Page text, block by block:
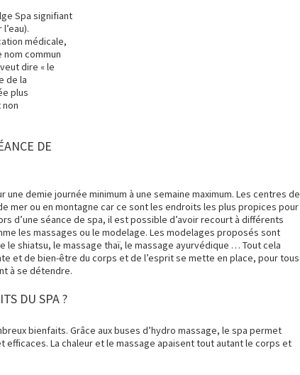
Spa signifiant
médicale,
commun
dire « le
de la
plus
DE
une demie journée minimum à une semaine maximum. Les centres de
mer ou en montagne car ce sont les endroits les plus propices pour
d’une séance de spa, il est possible d’avoir recourt à différents
les massages ou le modelage. Les modelages proposés sont
le shiatsu, le massage thaï, le massage ayurvédique … Tout cela
et de bien-être du corps et de l’esprit se mette en place, pour tous
à se détendre.
DU SPA ?
bienfaits. Grâce aux buses d’hydro massage, le spa permet
efficaces. La chaleur et le massage apaisent tout autant le corps et